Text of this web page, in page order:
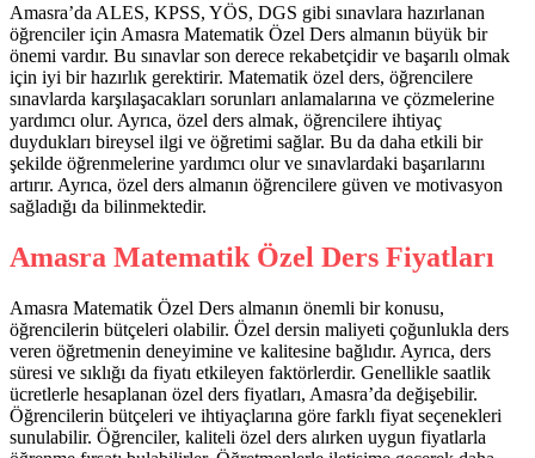
Amasra’da ALES, KPSS, YÖS, DGS gibi sınavlara hazırlanan
öğrenciler için Amasra Matematik Özel Ders almanın büyük bir
önemi vardır. Bu sınavlar son derece rekabetçidir ve başarılı olmak
için iyi bir hazırlık gerektirir. Matematik özel ders, öğrencilere
sınavlarda karşılaşacakları sorunları anlamalarına ve çözmelerine
yardımcı olur. Ayrıca, özel ders almak, öğrencilere ihtiyaç
duydukları bireysel ilgi ve öğretimi sağlar. Bu da daha etkili bir
şekilde öğrenmelerine yardımcı olur ve sınavlardaki başarılarını
artırır. Ayrıca, özel ders almanın öğrencilere güven ve motivasyon
sağladığı da bilinmektedir.
Amasra Matematik Özel Ders Fiyatları
Amasra Matematik Özel Ders almanın önemli bir konusu,
öğrencilerin bütçeleri olabilir. Özel dersin maliyeti çoğunlukla ders
veren öğretmenin deneyimine ve kalitesine bağlıdır. Ayrıca, ders
süresi ve sıklığı da fiyatı etkileyen faktörlerdir. Genellikle saatlik
ücretlerle hesaplanan özel ders fiyatları, Amasra’da değişebilir.
Öğrencilerin bütçeleri ve ihtiyaçlarına göre farklı fiyat seçenekleri
sunulabilir. Öğrenciler, kaliteli özel ders alırken uygun fiyatlarla